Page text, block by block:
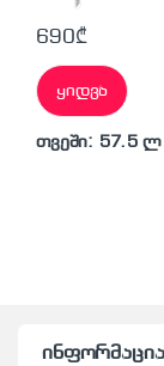
690₾
ყიდვა
თვეში: 57.5 ლ
ინფორმაცია